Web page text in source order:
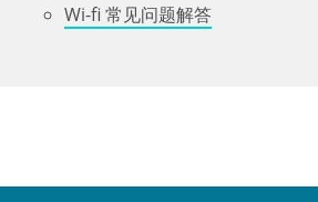
Wi-fi 常见问题解答